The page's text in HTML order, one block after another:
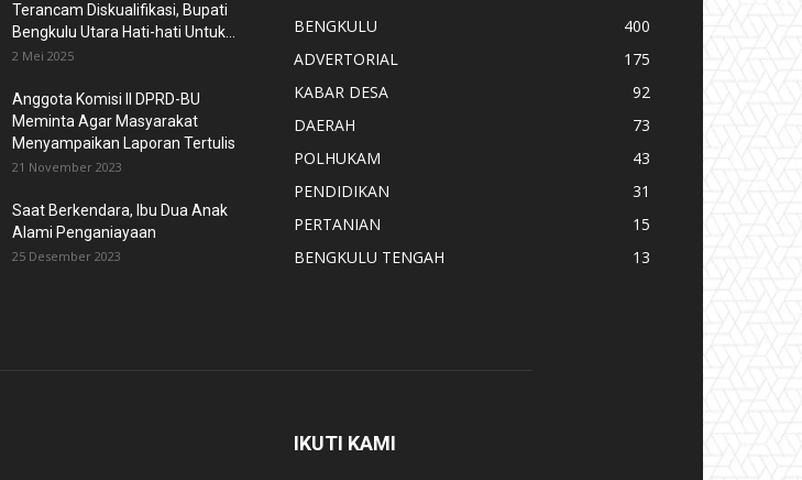
Terancam Diskualifikasi, Bupati
Bengkulu Utara Hati-hati Untuk...
2 Mei 2025
Anggota Komisi II DPRD-BU
Meminta Agar Masyarakat
Menyampaikan Laporan Tertulis
21 November 2023
Saat Berkendara, Ibu Dua Anak
Alami Penganiayaan
25 Desember 2023
BENGKULU
400
ADVERTORIAL
175
KABAR DESA
92
DAERAH
73
POLHUKAM
43
PENDIDIKAN
31
PERTANIAN
15
BENGKULU TENGAH
13
IKUTI KAMI